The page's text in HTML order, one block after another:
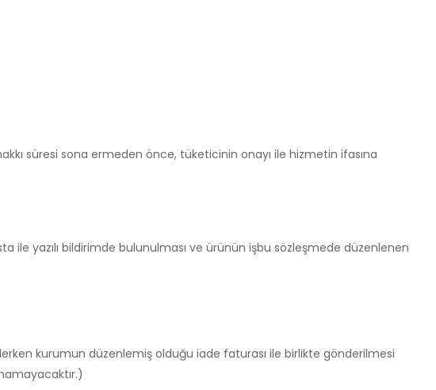
süresi sona ermeden önce, tüketicinin onayı ile hizmetin ifasına
ile yazılı bildirimde bulunulması ve ürünün işbu sözleşmede düzenlenen
kurumun düzenlemiş olduğu iade faturası ile birlikte gönderilmesi